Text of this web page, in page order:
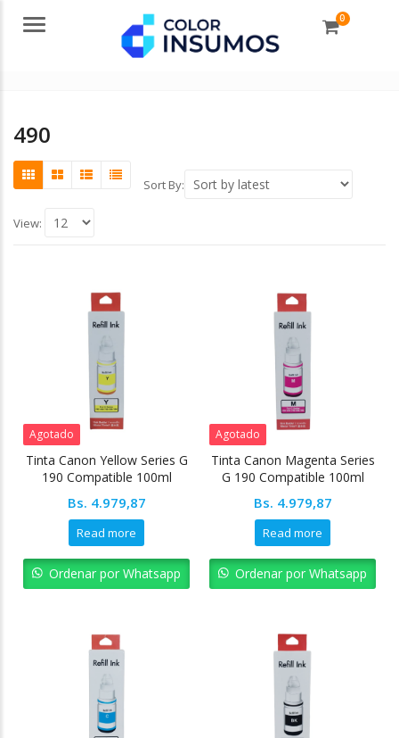
Menu 0
490
Sort By:
View:
Agotado
Tinta Canon Yellow Series G
190 Compatible 100ml
Bs. 4.979,87
Read more
Ordenar por Whatsapp
Agotado
Tinta Canon Magenta Series
G 190 Compatible 100ml
Bs. 4.979,87
Read more
Ordenar por Whatsapp